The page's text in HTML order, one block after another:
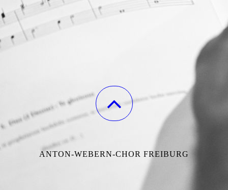
ANTON-WEBERN-CHOR FREIBURG